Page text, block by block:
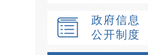
政府信息
公开制度